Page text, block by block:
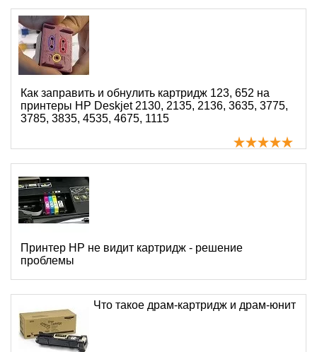
Как заправить и обнулить картридж 123, 652 на
принтеры HP Deskjet 2130, 2135, 2136, 3635, 3775,
3785, 3835, 4535, 4675, 1115
Принтер HP не видит картридж - решение
проблемы
Что такое драм-картридж и драм-юнит